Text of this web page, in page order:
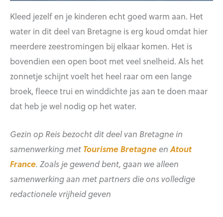
Kleed jezelf en je kinderen echt goed warm aan. Het
water in dit deel van Bretagne is erg koud omdat hier
meerdere zeestromingen bij elkaar komen. Het is
bovendien een open boot met veel snelheid. Als het
zonnetje schijnt voelt het heel raar om een lange
broek, fleece trui en winddichte jas aan te doen maar
dat heb je wel nodig op het water.
Gezin op Reis bezocht dit deel van Bretagne in
samenwerking met Tourisme BretagneenAtout
France. Zoals je gewend bent, gaan we alleen
samenwerking aan met partners die ons volledige
redactionele vrijheid geven